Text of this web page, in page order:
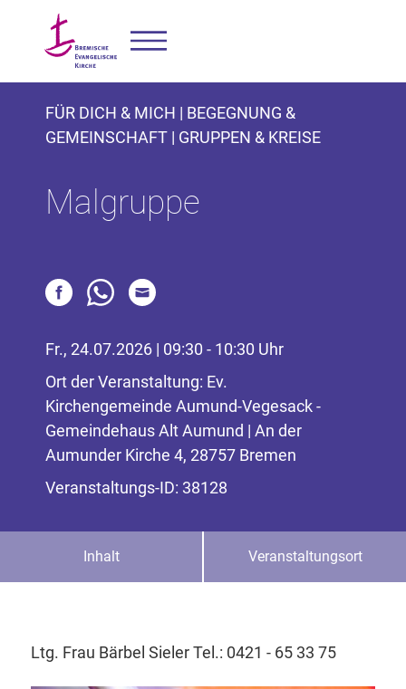
FÜR DICH & MICH | BEGEGNUNG &
GEMEINSCHAFT | GRUPPEN & KREISE
Malgruppe
Fr., 24.07.2026 | 09:30 - 10:30 Uhr
Ort der Veranstaltung: Ev.
Kirchengemeinde Aumund-Vegesack -
Gemeindehaus Alt Aumund | An der
Aumunder Kirche 4, 28757 Bremen
Veranstaltungs-ID: 38128
Inhalt Veranstaltungsort
Ltg. Frau Bärbel Sieler Tel.: 0421 - 65 33 75